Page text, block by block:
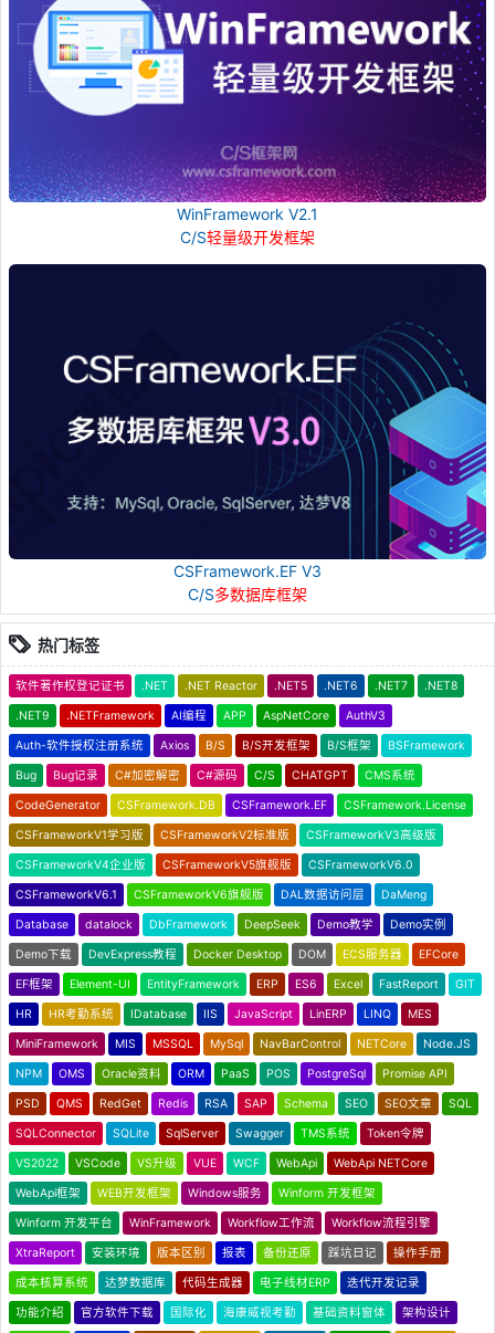
WinFramework V2.1
C/S轻量级开发框架
CSFramework.EF V3
C/S多数据库框架
热门标签
软件著作权登记证书 .NET .NET Reactor .NET5 .NET6 .NET7 .NET8
.NET9 .NETFramework AI编程 APP AspNetCore AuthV3
Auth-软件授权注册系统 Axios B/S B/S开发框架 B/S框架 BSFramework
Bug Bug记录 C#加密解密 C#源码 C/S CHATGPT CMS系统
CodeGenerator CSFramework.DB CSFramework.EF CSFramework.License
CSFrameworkV1学习版 CSFrameworkV2标准版 CSFrameworkV3高级版
CSFrameworkV4企业版 CSFrameworkV5旗舰版 CSFrameworkV6.0
CSFrameworkV6.1 CSFrameworkV6旗舰版 DAL数据访问层 DaMeng
Database datalock DbFramework DeepSeek Demo教学 Demo实例
Demo下载 DevExpress教程 Docker Desktop DOM ECS服务器 EFCore
EF框架 Element-UI EntityFramework ERP ES6 Excel FastReport GIT
HR HR考勤系统 IDatabase IIS JavaScript LinERP LINQ MES
MiniFramework MIS MSSQL MySql NavBarControl NETCore Node.JS
NPM OMS Oracle资料 ORM PaaS POS PostgreSql Promise API
PSD QMS RedGet Redis RSA SAP Schema SEO SEO文章 SQL
SQLConnector SQLite SqlServer Swagger TMS系统 Token令牌
VS2022 VSCode VS升级 VUE WCF WebApi WebApi NETCore
WebApi框架 WEB开发框架 Windows服务 Winform 开发框架
Winform 开发平台 WinFramework Workflow工作流 Workflow流程引擎
XtraReport 安装环境 版本区别 报表 备份还原 踩坑日记 操作手册
成本核算系统 达梦数据库 代码生成器 电子线材ERP 迭代开发记录
功能介绍 官方软件下载 国际化 海康威视考勤 基础资料窗体 架构设计